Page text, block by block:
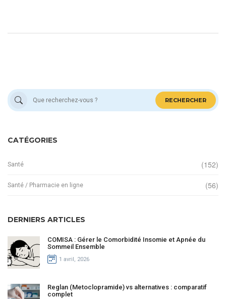
RECHERCHER
CATÉGORIES
Santé (152)
Santé / Pharmacie en ligne (56)
DERNIERS ARTICLES
COMISA : Gérer le Comorbidité Insomie et Apnée du
Sommeil Ensemble
1 avril, 2026
Reglan (Metoclopramide) vs alternatives : comparatif
complet